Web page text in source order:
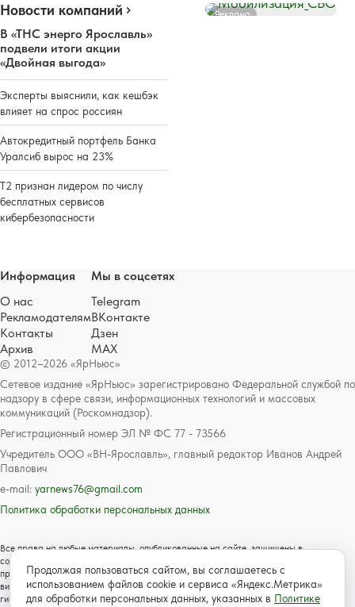
Новости компаний
В «ТНС энерго Ярославль»
подвели итоги акции
«Двойная выгода»
Эксперты выяснили, как кешбэк
влияет на спрос россиян
Автокредитный портфель Банка
Уралсиб вырос на 23%
Т2 признан лидером по числу
бесплатных сервисов
кибербезопасности
Реклама
© 2012–2026 «ЯрНьюс»
Сетевое издание «ЯрНьюс» зарегистрировано Федеральной службой по
надзору в сфере связи, информационных технологий и массовых
коммуникаций (Роскомнадзор).
Регистрационный номер ЭЛ № ФС 77 - 73566
Учредитель ООО «ВН-Ярославль», главный редактор Иванов Андрей
Павлович
e-mail: yarnews76@gmail.com
Политика обработки персональных данных
Все права на любые материалы, опубликованные на сайте, защищены в
соответствии с российским и международным законодательством об авторском
праве и смежных правах. Любое использование текстовых, фото, аудио и
видеоматериалов возможно только с согласия правообладателя с обязательной
гиперссылкой на сайт https://www.yarnews.net; Для детей старше 16 лет.
Информация
О нас
Рекламодателям
Контакты
Архив
Мы в соцсетях
Telegram
ВКонтакте
Дзен
MAX
Продолжая пользоваться сайтом, вы соглашаетесь с
использованием файлов cookie и сервиса «Яндекс.Метрика»
для обработки персональных данных, указанных в Политике